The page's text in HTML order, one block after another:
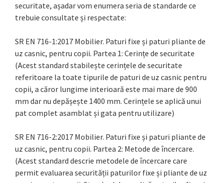
securitate, așadar vom enumera seria de standarde ce
trebuie consultate și respectate:
SR EN 716-1:2017 Mobilier. Paturi fixe și paturi pliante de
uz casnic, pentru copii. Partea 1: Cerințe de securitate
(Acest standard stabilește cerințele de securitate
referitoare la toate tipurile de paturi de uz casnic pentru
copii, a căror lungime interioară este mai mare de 900
mm dar nu depășește 1400 mm. Cerințele se aplică unui
pat complet asamblat și gata pentru utilizare)
SR EN 716-2:2017 Mobilier. Paturi fixe și paturi pliante de
uz casnic, pentru copii. Partea 2: Metode de încercare.
(Acest standard descrie metodele de încercare care
permit evaluarea securității paturilor fixe și pliante de uz